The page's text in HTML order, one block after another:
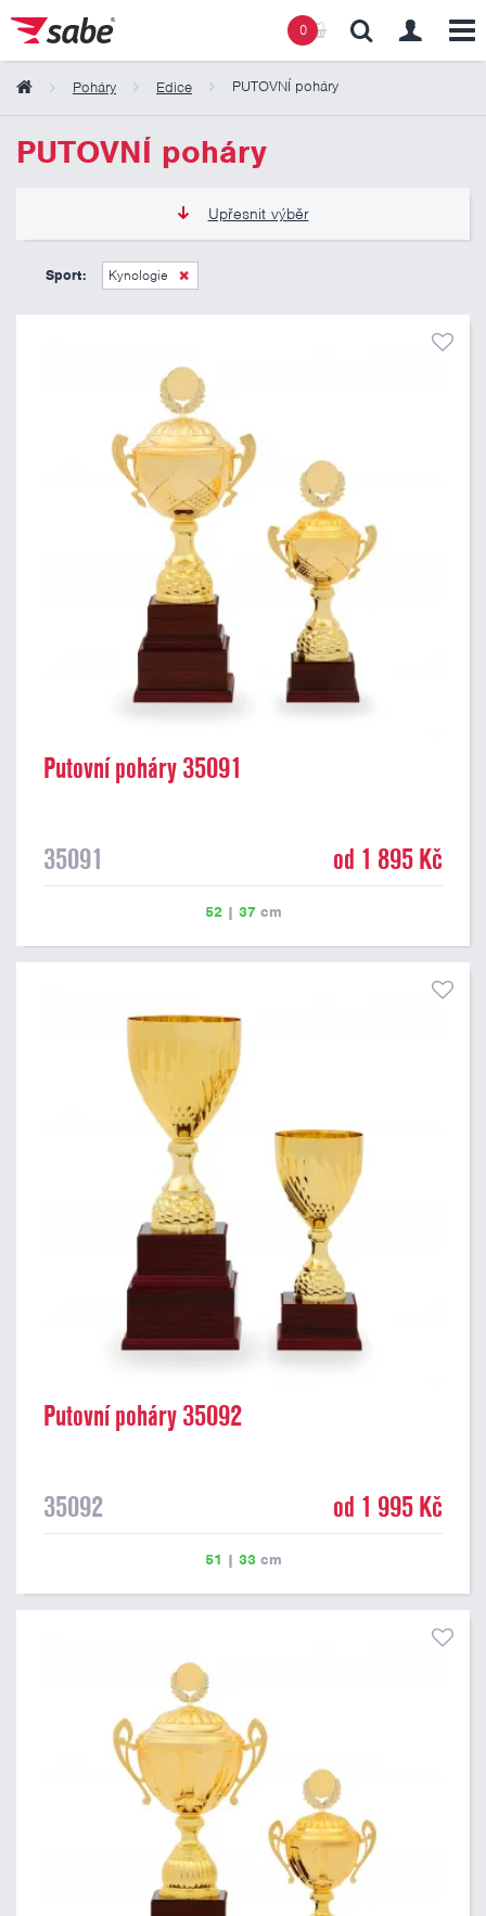
0
Poháry Edice PUTOVNÍ poháry
PUTOVNÍ poháry
Upřesnit výběr
965 Kč
Sport: Kynologie
Putovní poháry 35091
35091 od 1 895 Kč
52| 37cm
Putovní poháry 35092
35092 od 1 995 Kč
51 | 33cm
Obsah košíku